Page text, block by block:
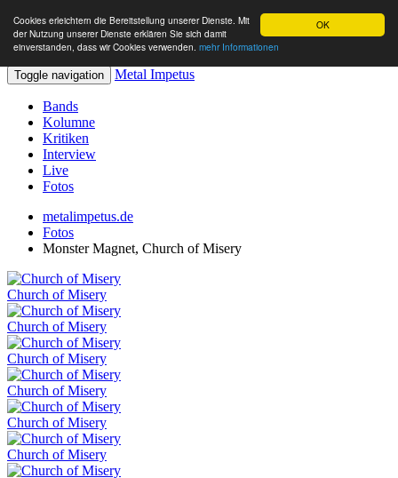
OK
Cookies erleichtern die Bereitstellung unserer Dienste. Mit
der Nutzung unserer Dienste erklären Sie sich damit
einverstanden, dass wir Cookies verwenden. mehr Informationen
Toggle navigation Metal Impetus
Bands
Kolumne
Kritiken
Interview
Live
Fotos
metalimpetus.de
Fotos
Monster Magnet, Church of Misery
Church of Misery
Church of Misery
Church of Misery
Church of Misery
Church of Misery
Church of Misery